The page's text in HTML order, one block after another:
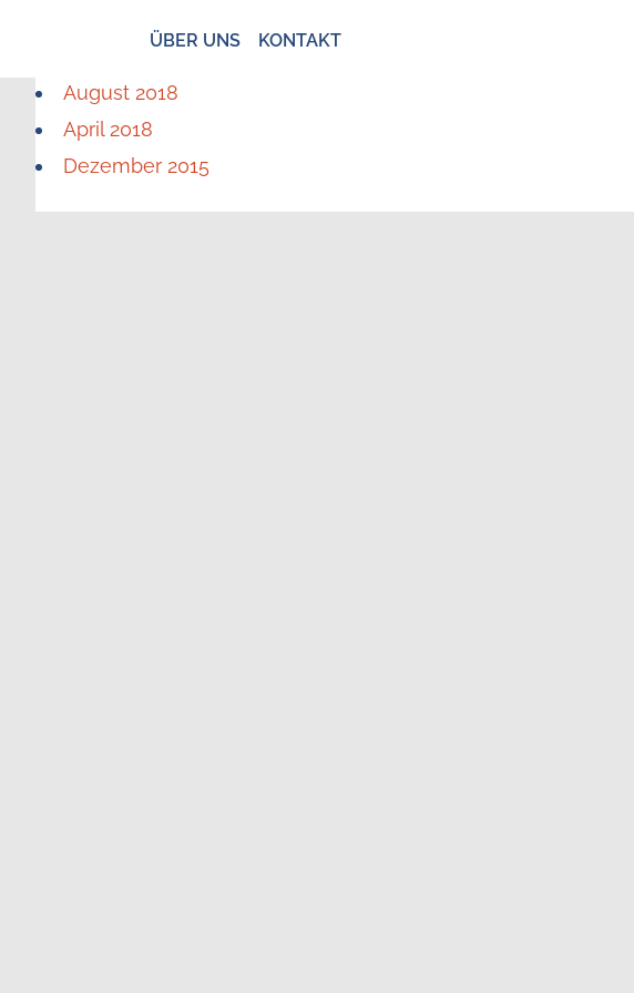
ÜBER UNS KONTAKT
August 2018
April 2018
Dezember 2015